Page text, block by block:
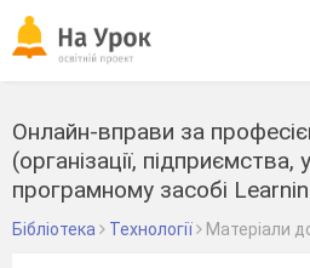
Онлайн-вправи за
(організації,
програмному засобі
Бібліотека Технології Матеріали